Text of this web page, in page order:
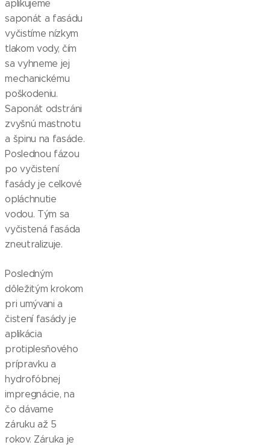
aplikujeme
saponát a fasádu
vyčistíme nízkym
tlakom vody, čím
sa vyhneme jej
mechanickému
poškodeniu.
Saponát odstráni
zvyšnú mastnotu
a špinu na fasáde.
Poslednou fázou
po vyčistení
fasády je celkové
opláchnutie
vodou. Tým sa
vyčistená fasáda
zneutralizuje.
Posledným
dôležitým krokom
pri umývani a
čistení fasády je
aplikácia
protiplesňového
prípravku a
hydrofóbnej
impregnácie, na
čo dávame
záruku až 5
rokov. Záruka je